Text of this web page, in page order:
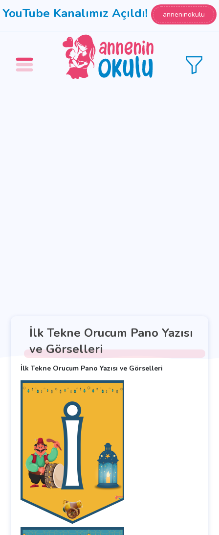
YouTube Kanalımız Açıldı! anneninokulu
İlk Tekne Orucum Pano Yazısı
ve Görselleri
İlk Tekne Orucum Pano Yazısı ve Görselleri